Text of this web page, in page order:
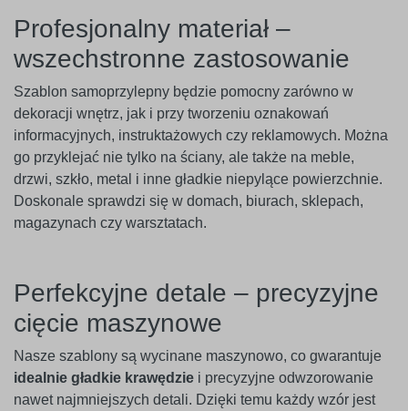
Profesjonalny materiał –
wszechstronne zastosowanie
Szablon samoprzylepny będzie pomocny zarówno w
dekoracji wnętrz, jak i przy tworzeniu oznakowań
informacyjnych, instruktażowych czy reklamowych. Można
go przyklejać nie tylko na ściany, ale także na meble,
drzwi, szkło, metal i inne gładkie niepylące powierzchnie.
Doskonale sprawdzi się w domach, biurach, sklepach,
magazynach czy warsztatach.
Perfekcyjne detale – precyzyjne
cięcie maszynowe
Nasze szablony są wycinane maszynowo, co gwarantuje
idealnie gładkie krawędzie i precyzyjne odwzorowanie
nawet najmniejszych detali. Dzięki temu każdy wzór jest